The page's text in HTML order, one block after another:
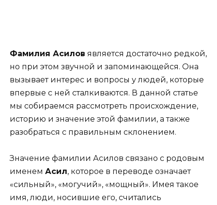
Фамилия Асилов является достаточно редкой,
но при этом звучной и запоминающейся. Она
вызывает интерес и вопросы у людей, которые
впервые с ней сталкиваются. В данной статье
мы собираемся рассмотреть происхождение,
историю и значение этой фамилии, а также
разобраться с правильным склонением.
Значение фамилии Асилов связано с родовым
именем Асил, которое в переводе означает
«сильный», «могучий», «мощный». Имея такое
имя, люди, носившие его, считались